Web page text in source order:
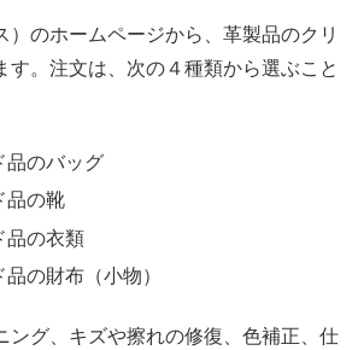
）のホームページから、革製品のクリ
す。注文は、次の４種類から選ぶこと
品のバッグ
品の靴
品の衣類
の財布（小物）
ング、キズや擦れの修復、色補正、仕